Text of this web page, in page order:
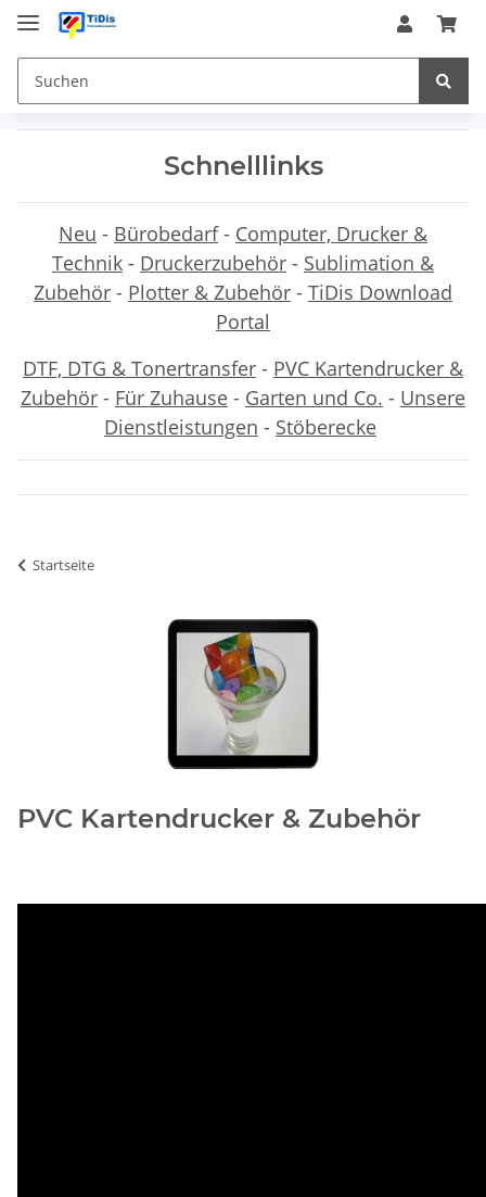
Schnelllinks
Neu - Bürobedarf- Computer, Drucker &
Technik - Druckerzubehör - Sublimation &
Zubehör - Plotter & Zubehör - TiDis Download
Portal
DTF, DTG & Tonertransfer - PVC Kartendrucker &
Zubehör - Für Zuhause - Garten und Co. - Unsere
Dienstleistungen - Stöberecke
Startseite
PVC Kartendrucker & Zubehör